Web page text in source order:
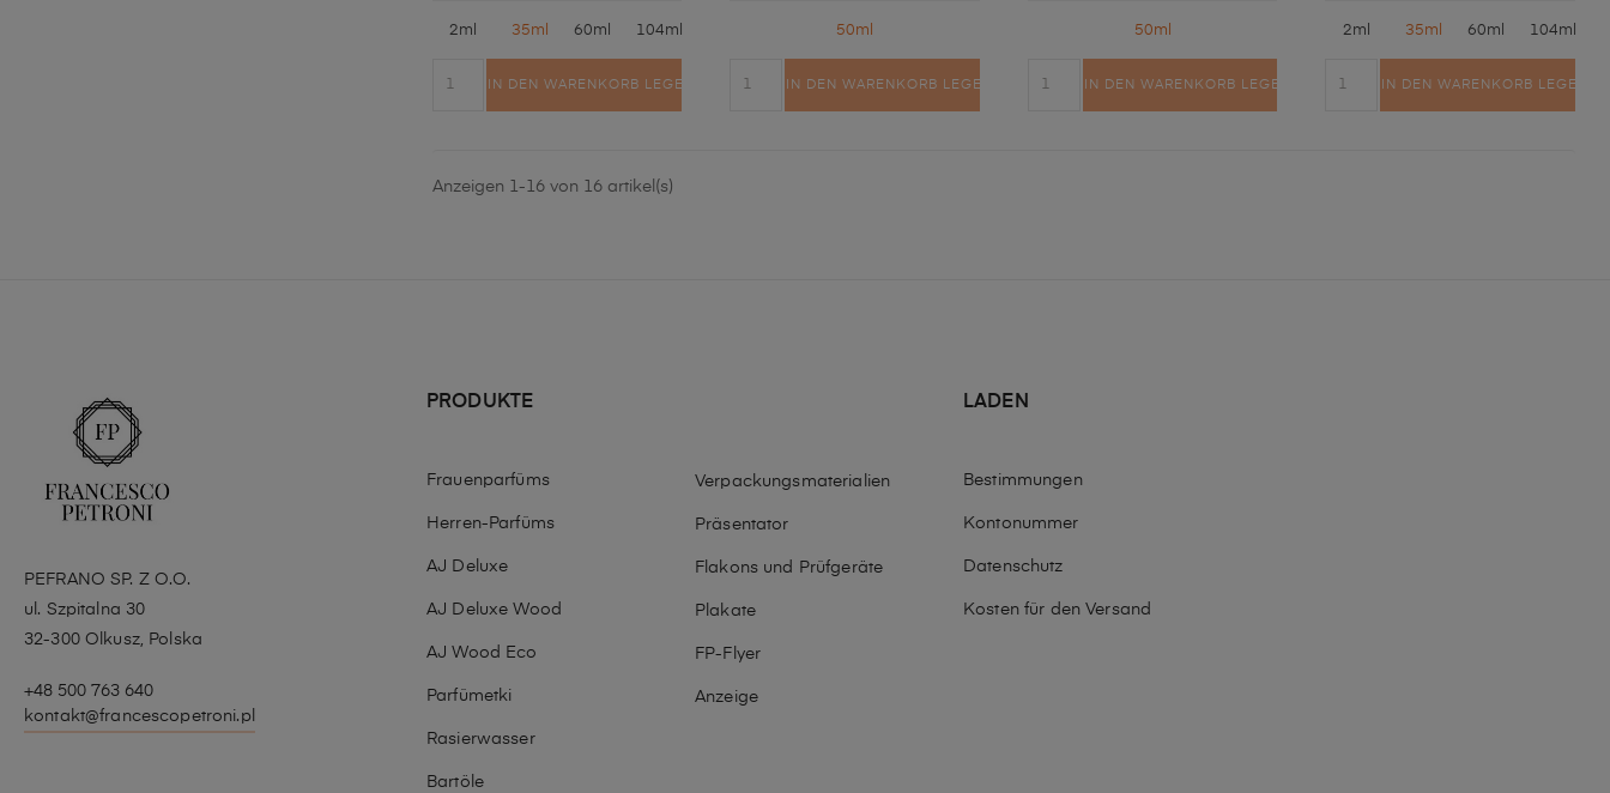
2ml 35ml 60ml 104ml
IN DEN WARENKORB LEGEN
50ml
IN DEN WARENKORB LEGEN
50ml
IN DEN WARENKORB LEGEN
2ml 35ml 60ml 104ml
IN DEN WARENKORB LEGEN
Anzeigen 1-16 von 16 artikel(s)
PEFRANO SP. Z O.O.
ul. Szpitalna 30
32-300 Olkusz, Polska
+48 500 763 640
kontakt@francescopetroni.pl
PRODUKTE
Frauenparfüms
Herren-Parfüms
AJ Deluxe
AJ Deluxe Wood
AJ Wood Eco
Parfümetki
Rasierwasser
Bartöle
Verpackungsmaterialien
Präsentator
Flakons und Prüfgeräte
Plakate
FP-Flyer
Anzeige
LADEN
Bestimmungen
Kontonummer
Datenschutz
Kosten für den Versand